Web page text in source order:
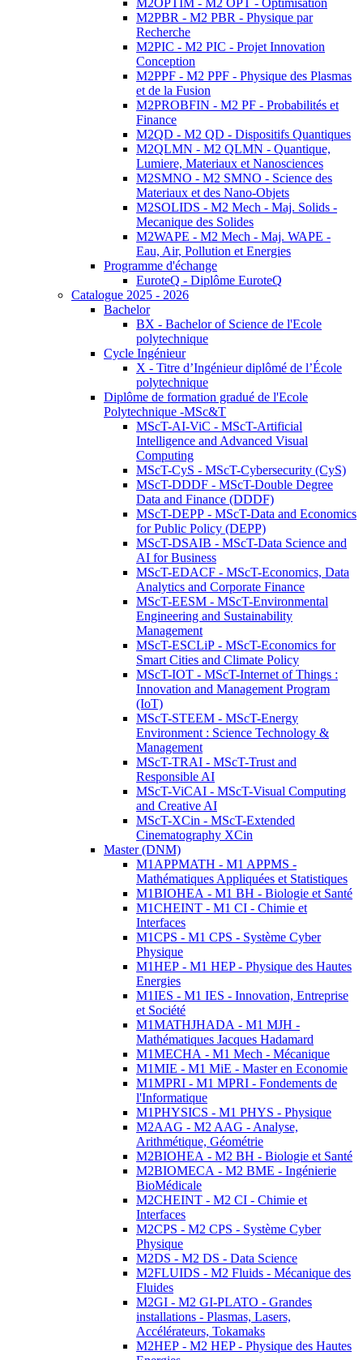
M2OPTIM - M2 OPT - Optimisation
M2PBR - M2 PBR - Physique par
Recherche
M2PIC - M2 PIC - Projet Innovation
Conception
M2PPF - M2 PPF - Physique des Plasmas
et de la Fusion
M2PROBFIN - M2 PF - Probabilités et
Finance
M2QD - M2 QD - Dispositifs Quantiques
M2QLMN - M2 QLMN - Quantique,
Lumiere, Materiaux et Nanosciences
M2SMNO - M2 SMNO - Science des
Materiaux et des Nano-Objets
M2SOLIDS - M2 Mech - Maj. Solids -
Mecanique des Solides
M2WAPE - M2 Mech - Maj. WAPE -
Eau, Air, Pollution et Energies
Programme d'échange
EuroteQ - Diplôme EuroteQ
Catalogue 2025 - 2026
Bachelor
BX - Bachelor of Science de l'Ecole
polytechnique
Cycle Ingénieur
X - Titre d’Ingénieur diplômé de l’École
polytechnique
Diplôme de formation gradué de l'Ecole
Polytechnique -MSc&T
MScT-AI-ViC - MScT-Artificial
Intelligence and Advanced Visual
Computing
MScT-CyS - MScT-Cybersecurity (CyS)
MScT-DDDF - MScT-Double Degree
Data and Finance (DDDF)
MScT-DEPP - MScT-Data and Economics
for Public Policy (DEPP)
MScT-DSAIB - MScT-Data Science and
AI for Business
MScT-EDACF - MScT-Economics, Data
Analytics and Corporate Finance
MScT-EESM - MScT-Environmental
Engineering and Sustainability
Management
MScT-ESCLiP - MScT-Economics for
Smart Cities and Climate Policy
MScT-IOT - MScT-Internet of Things :
Innovation and Management Program
(IoT)
MScT-STEEM - MScT-Energy
Environment : Science Technology &
Management
MScT-TRAI - MScT-Trust and
Responsible AI
MScT-ViCAI - MScT-Visual Computing
and Creative AI
MScT-XCin - MScT-Extended
Cinematography XCin
Master (DNM)
M1APPMATH - M1 APPMS -
Mathématiques Appliquées et Statistiques
M1BIOHEA - M1 BH - Biologie et Santé
M1CHEINT - M1 CI - Chimie et
Interfaces
M1CPS - M1 CPS - Système Cyber
Physique
M1HEP - M1 HEP - Physique des Hautes
Energies
M1IES - M1 IES - Innovation, Entreprise
et Société
M1MATHJHADA - M1 MJH -
Mathématiques Jacques Hadamard
M1MECHA - M1 Mech - Mécanique
M1MIE - M1 MiE - Master en Economie
M1MPRI - M1 MPRI - Fondements de
l'Informatique
M1PHYSICS - M1 PHYS - Physique
M2AAG - M2 AAG - Analyse,
Arithmétique, Géométrie
M2BIOHEA - M2 BH - Biologie et Santé
M2BIOMECA - M2 BME - Ingénierie
BioMédicale
M2CHEINT - M2 CI - Chimie et
Interfaces
M2CPS - M2 CPS - Système Cyber
Physique
M2DS - M2 DS - Data Science
M2FLUIDS - M2 Fluids - Mécanique des
Fluides
M2GI - M2 GI-PLATO - Grandes
installations - Plasmas, Lasers,
Accélérateurs, Tokamaks
M2HEP - M2 HEP - Physique des Hautes